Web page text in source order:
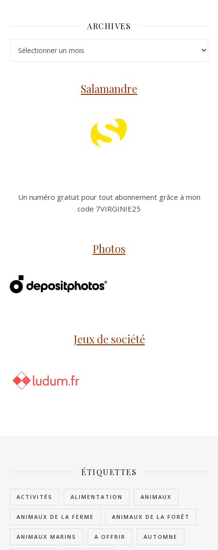
ARCHIVES
Salamandre
Un numéro gratuit pour tout abonnement grâce à mon
code 7VIRGINIE25
Photos
Jeux de société
ÉTIQUETTES
ACTIVITÉS ALIMENTATION ANIMAUX
ANIMAUX DE LA FERME ANIMAUX DE LA FORÊT
ANIMAUX MARINS A OFFRIR AUTOMNE